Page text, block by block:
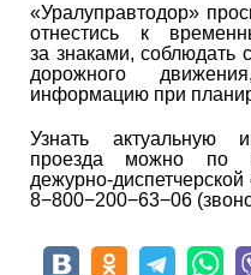
«Уралуправтодор»
отнестись к
за знаками, соблюдать
дорожного
информацию при
Узнать актуальную
проезда можно по
дежурно-
8−800−200−63−06